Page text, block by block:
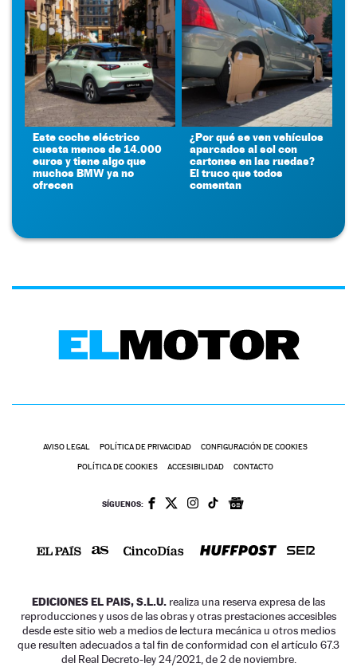
Este coche eléctrico
cuesta menos de 14.000
euros y tiene algo que
muchos BMW ya no
ofrecen
¿Por qué se ven vehículos
aparcados al sol con
cartones en las ruedas?
El truco que todos
comentan
AVISO LEGAL POLÍTICA DE PRIVACIDAD CONFIGURACIÓN DE COOKIES
POLÍTICA DE COOKIES ACCESIBILIDAD CONTACTO
SÍGUENOS:
EDICIONES EL PAIS, S.L.U. realiza una reserva expresa de las
reproducciones y usos de las obras y otras prestaciones accesibles
desde este sitio web a medios de lectura mecánica u otros medios
que resulten adecuados a tal fin de conformidad con el artículo 67.3
del Real Decreto-ley 24/2021, de 2 de noviembre.